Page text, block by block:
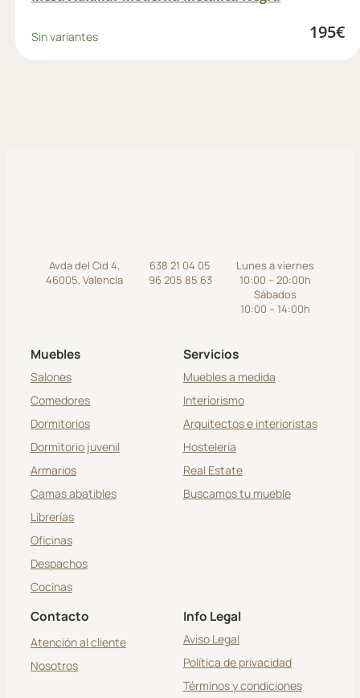
Sin variantes 195€
Avda del Cid 4,
46005, Valencia
638 21 04 05
96 205 85 63
Lunes a viernes
10:00 – 20:00h
Sábados
10:00 – 14:00h
Muebles
Salones
Comedores
Dormitorios
Dormitorio juvenil
Armarios
Camas abatibles
Librerías
Oficinas
Despachos
Cocinas
Servicios
Muebles a medida
Interiorismo
Arquitectos e interioristas
Hostelería
Real Estate
Buscamos tu mueble
Contacto
Atención al cliente
Nosotros
Info Legal
Aviso Legal
Política de privacidad
Términos y condiciones